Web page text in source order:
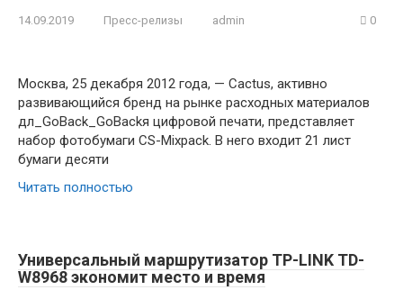
14.09.2019 Пресс-релизы admin 0
Москва, 25 декабря 2012 года, — Cactus, активно
развивающийся бренд на рынке расходных материалов
дл_GoBack_GoBackя цифровой печати, представляет
набор фотобумаги CS-Mixpack. В него входит 21 лист
бумаги десяти
Читать полностью
Универсальный маршрутизатор TP-LINK TD-
W8968 экономит место и время